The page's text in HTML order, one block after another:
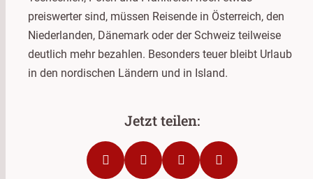
preiswerter sind, müssen Reisende in Österreich, den
Niederlanden, Dänemark oder der Schweiz teilweise
deutlich mehr bezahlen. Besonders teuer bleibt Urlaub
in den nordischen Ländern und in Island.